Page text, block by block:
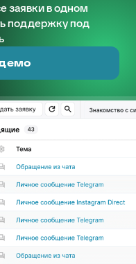
заявки в одном
поддержку под